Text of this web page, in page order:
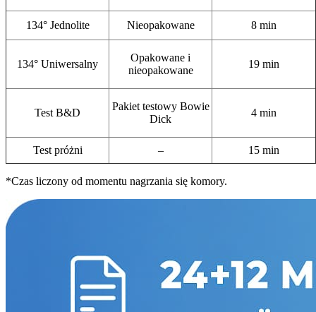
134° Jednolite Nieopakowane 8 min
134° Uniwersalny
Opakowane i
nieopakowane
19 min
Test B&D
Pakiet testowy Bowie
Dick
4 min
Test próżni – 15 min
*Czas liczony od momentu nagrzania się komory.